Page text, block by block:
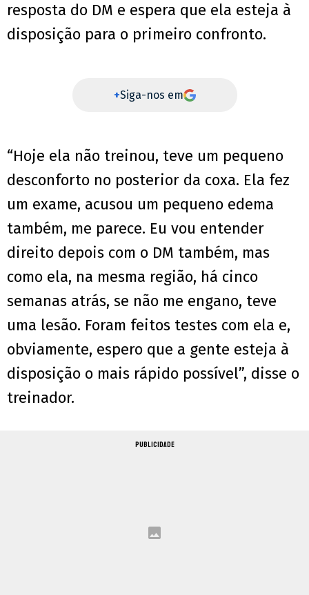
resposta do DM e espera que ela esteja à
disposição para o primeiro confronto.
+Siga-nos em
“Hoje ela não treinou, teve um pequeno
desconforto no posterior da coxa. Ela fez
um exame, acusou um pequeno edema
também, me parece. Eu vou entender
direito depois com o DM também, mas
como ela, na mesma região, há cinco
semanas atrás, se não me engano, teve
uma lesão. Foram feitos testes com ela e,
obviamente, espero que a gente esteja à
disposição o mais rápido possível”, disse o
treinador.
PUBLICIDADE